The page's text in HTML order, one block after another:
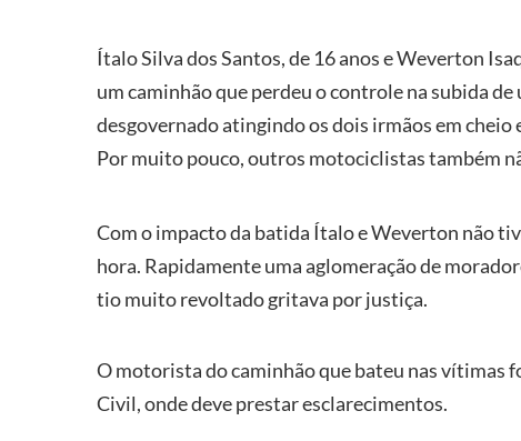
Ítalo Silva dos Santos, de 16 anos e Weverton
um caminhão que perdeu o controle na subida
desgovernado atingindo os dois irmãos em
Por muito pouco, outros motociclistas também
Com o impacto da batida Ítalo e Weverton não
hora. Rapidamente uma aglomeração de
tio muito revoltado gritava por justiça.
O motorista do caminhão que bateu nas vítimas
Civil, onde deve prestar esclarecimentos.